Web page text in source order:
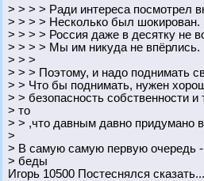
> > > > Ради интереса посмотрел
> > > > Несколько был шокирован.
> > > > Россия даже в десятку не
> > > > Мы им никуда не впёрлись.
> > >
> > > Поэтому, и надо поднимать
> > Что бы поднимать, нужен
> > безопасность собственности
> то
> > ,что давным давно придумано в
>
> В самую самую первую очередь
> беды
Игорь 10500 Постеснялся